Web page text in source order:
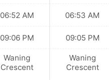
06:52 AM
09:06 PM
Waning
Crescent
06:53 AM
09:05 PM
Waning
Crescent